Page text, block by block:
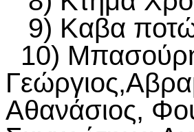
9) Καβα
10)
Αθανάσιος,